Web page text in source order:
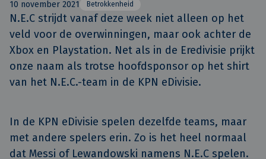
10 november 2021 Betrokkenheid
N.E.C strijdt vanaf deze week niet alleen op het
veld voor de overwinningen, maar ook achter de
Xbox en Playstation. Net als in de Eredivisie prijkt
onze naam als trotse hoofdsponsor op het shirt
van het N.E.C.-team in de KPN eDivisie.
In de KPN eDivisie spelen dezelfde teams, maar
met andere spelers erin. Zo is het heel normaal
dat Messi of Lewandowski namens N.E.C spelen.